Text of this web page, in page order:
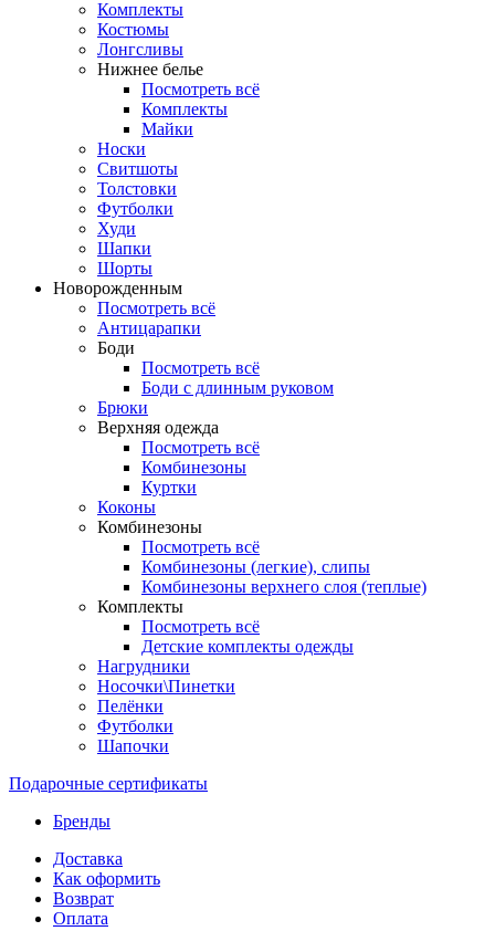
Комплекты
Костюмы
Лонгсливы
Нижнее белье
Посмотреть всё
Комплекты
Майки
Носки
Свитшоты
Толстовки
Футболки
Худи
Шапки
Шорты
Новорожденным
Посмотреть всё
Антицарапки
Боди
Посмотреть всё
Боди с длинным руковом
Брюки
Верхняя одежда
Посмотреть всё
Комбинезоны
Куртки
Коконы
Комбинезоны
Посмотреть всё
Комбинезоны (легкие), слипы
Комбинезоны верхнего слоя (теплые)
Комплекты
Посмотреть всё
Детские комплекты одежды
Нагрудники
Носочки\Пинетки
Пелёнки
Футболки
Шапочки
Подарочные сертификаты
Бренды
Доставка
Как оформить
Возврат
Оплата